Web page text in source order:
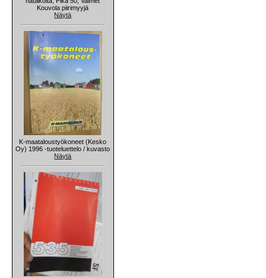
Kouvola piirimyyjä
Näytä
K-maataloustyökoneet (Kesko
Oy) 1996 -tuoteluettelo / kuvasto
Näytä